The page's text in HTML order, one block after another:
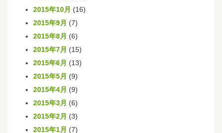
2015年10月 (16)
2015年9月 (7)
2015年8月 (6)
2015年7月 (15)
2015年6月 (13)
2015年5月 (9)
2015年4月 (9)
2015年3月 (6)
2015年2月 (3)
2015年1月 (7)